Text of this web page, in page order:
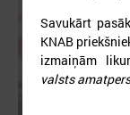
Savukārt
KNAB
izmaiņām
valsts